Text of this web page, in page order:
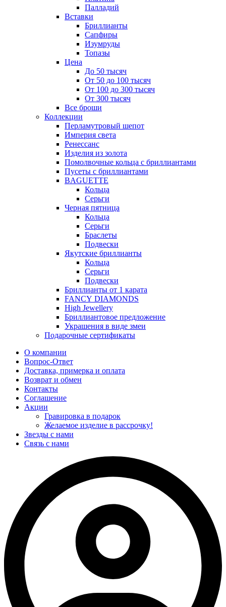
Палладий
Вставки
Бриллианты
Сапфиры
Изумруды
Топазы
Цена
До 50 тысяч
От 50 до 100 тысяч
От 100 до 300 тысяч
От 300 тысяч
Все броши
Коллекции
Перламутровый шепот
Империя света
Ренессанс
Изделия из золота
Помолвочные кольца с бриллиантами
Пусеты с бриллиантами
BAGUETTE
Кольца
Серьги
Черная пятница
Кольца
Серьги
Браслеты
Подвески
Якутские бриллианты
Кольца
Серьги
Подвески
Бриллианты от 1 карата
FANCY DIAMONDS
High Jewellery
Бриллиантовое предложение
Украшения в виде змеи
Подарочные сертификаты
О компании
Вопрос-Ответ
Доставка, примерка и оплата
Возврат и обмен
Контакты
Соглашение
Акции
Гравировка в подарок
Желаемое изделие в рассрочку!
Звезды с нами
Связь с нами